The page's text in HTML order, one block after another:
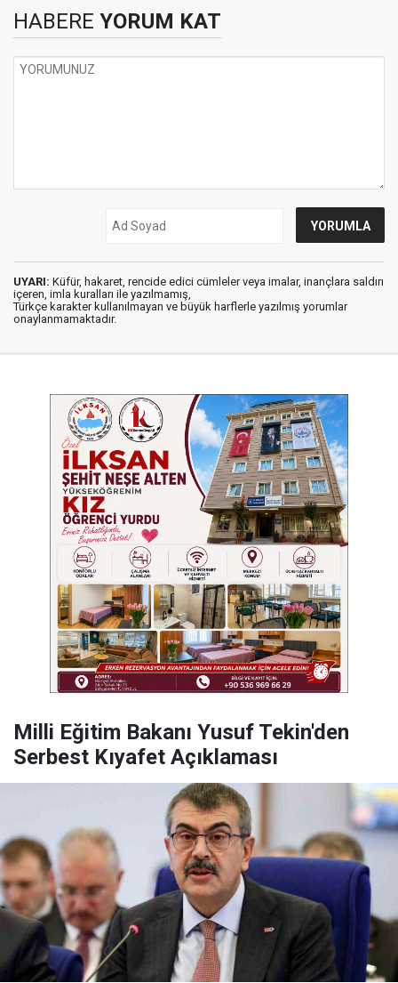
HABERE YORUM KAT
UYARI: Küfür, hakaret, rencide edici cümleler veya imalar, inançlara saldırı
içeren, imla kuralları ile yazılmamış,
Türkçe karakter kullanılmayan ve büyük harflerle yazılmış yorumlar
onaylanmamaktadır.
Milli Eğitim Bakanı Yusuf Tekin'den
Serbest Kıyafet Açıklaması